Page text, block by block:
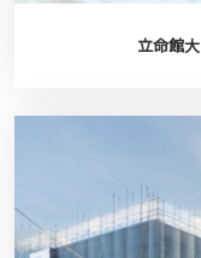
立命館